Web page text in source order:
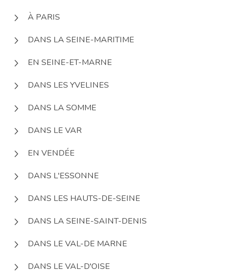
À PARIS
DANS LA SEINE-MARITIME
EN SEINE-ET-MARNE
DANS LES YVELINES
DANS LA SOMME
DANS LE VAR
EN VENDÉE
DANS L'ESSONNE
DANS LES HAUTS-DE-SEINE
DANS LA SEINE-SAINT-DENIS
DANS LE VAL-DE MARNE
DANS LE VAL-D'OISE